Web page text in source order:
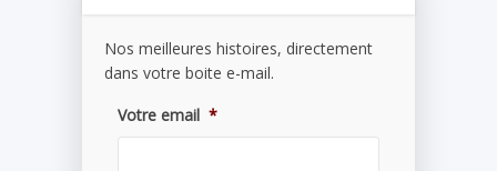
Nos meilleures histoires, directement
dans votre boite e-mail.
Votre email *